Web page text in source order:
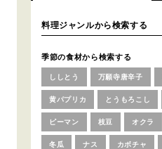
季節の食材から検索する
ししとう 万願寺唐辛子
黄パプリカ とうもろこし
ピーマン 枝豆 オクラ
冬瓜 ナス カボチャ